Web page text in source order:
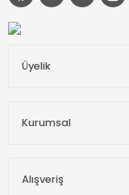
Üyelik
Kurumsal
Alışveriş